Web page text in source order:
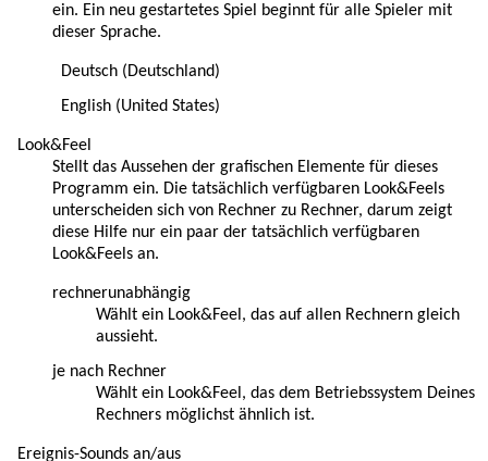
ein. Ein neu gestartetes Spiel beginnt für alle Spieler mit
dieser Sprache.
Deutsch (Deutschland)
English (United States)
Look&Feel
Stellt das Aussehen der grafischen Elemente für dieses
Programm ein. Die tatsächlich verfügbaren Look&Feels
unterscheiden sich von Rechner zu Rechner, darum zeigt
diese Hilfe nur ein paar der tatsächlich verfügbaren
Look&Feels an.
rechnerunabhängig
Wählt ein Look&Feel, das auf allen Rechnern gleich
aussieht.
je nach Rechner
Wählt ein Look&Feel, das dem Betriebssystem Deines
Rechners möglichst ähnlich ist.
Ereignis-Sounds an/aus